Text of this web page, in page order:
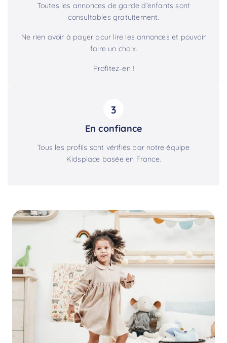
Toutes les annonces de garde d’enfants sont
consultables gratuitement.
Ne rien avoir à payer pour lire les annonces et pouvoir
faire un choix.
Profitez-en !
3
En confiance
Tous les profils sont vérifiés par notre équipe
Kidsplace basée en France.